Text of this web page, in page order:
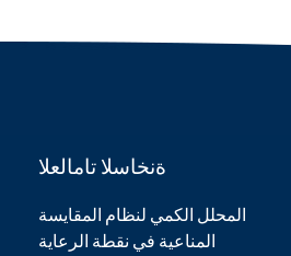
ةنخاسلا تامالعلا
المحلل الكمي لنظام المقايسة
المناعية في نقطة الرعاية